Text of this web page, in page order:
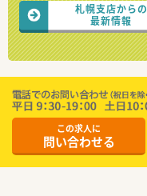
札幌支店からの
最新情報
この求人に
問い合わせる